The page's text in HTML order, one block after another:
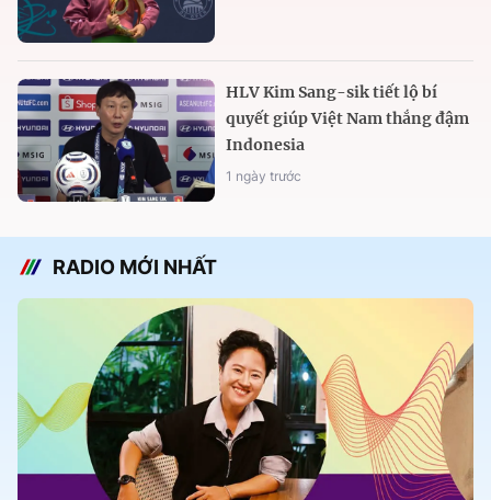
HLV Kim Sang-sik tiết lộ bí
quyết giúp Việt Nam thắng đậm
Indonesia
1 ngày trước
RADIO MỚI NHẤT